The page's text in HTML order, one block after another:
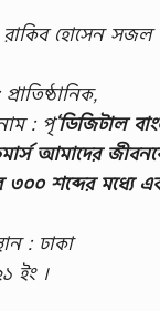
রাকিব হোসেন সজল
: পৃ‘ডিজিটাল
আমাদের
শব্দের মধ্যে
: ঢাকা
ইং ।